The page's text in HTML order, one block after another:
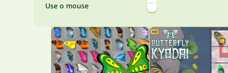
Use o mouse